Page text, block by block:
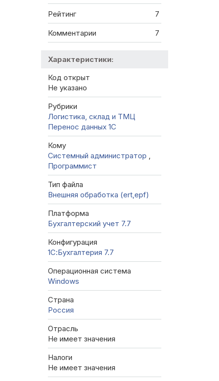
Рейтинг 7
Комментарии 7
Характеристики:
Код открыт
Не указано
Рубрики
Логистика, склад и ТМЦ
Перенос данных 1C
Кому
Системный администратор ,
Программист
Тип файла
Внешняя обработка (ert,epf)
Платформа
Бухгалтерский учет 7.7
Конфигурация
1С:Бухгалтерия 7.7
Операционная система
Windows
Страна
Россия
Отрасль
Не имеет значения
Налоги
Не имеет значения